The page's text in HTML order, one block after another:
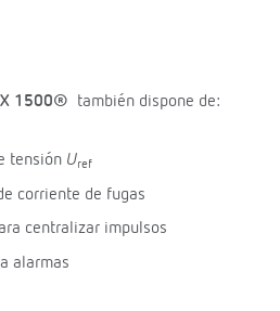
1500® también dispone de:
tensión Uref
corriente de fugas
centralizar impulsos
alarmas